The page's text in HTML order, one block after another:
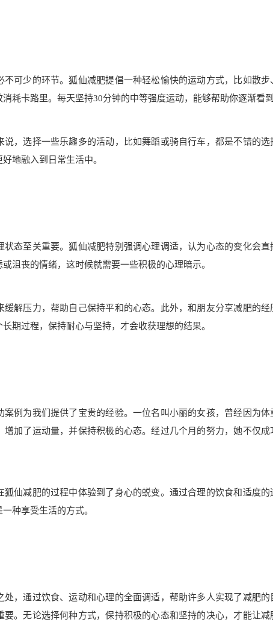
不可少的环节。狐仙减肥提倡一种轻松愉快的运动方式，比如散
耗卡路里。每天坚持30分钟的中等强度运动，能够帮助你逐渐看到
，选择一些乐趣多的活动，比如舞蹈或骑自行车，都是不错的选
地融入到日常生活中。
状态至关重要。狐仙减肥特别强调心理调适，认为心态的变化会
沮丧的情绪，这时候就需要一些积极的心理暗示。
缓解压力，帮助自己保持平和的心态。此外，和朋友分享减肥的
期过程，保持耐心与坚持，才会收获理想的结果。
例为我们提供了宝贵的经验。一位名叫小丽的女孩，曾经因为体
增加了运动量，并保持积极的心态。经过几个月的努力，她不仅
狐仙减肥的过程中体验到了身心的蜕变。通过合理的饮食和适度
种享受生活的方式。
处，通过饮食、运动和心理的全面调适，帮助许多人实现了减肥
要。无论选择何种方式，保持积极的心态和坚持的决心，才能让